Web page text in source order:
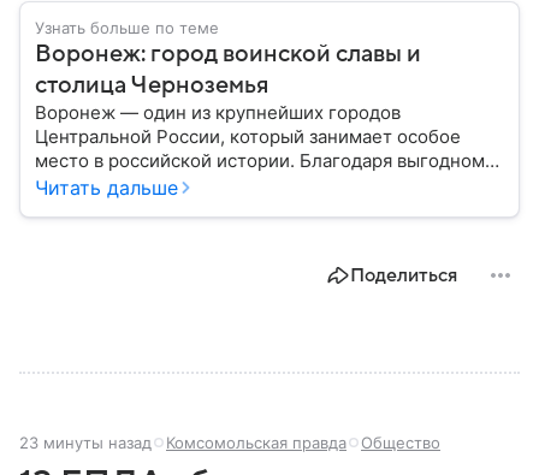
Узнать больше по теме
Воронеж: город воинской славы и
столица Черноземья
Воронеж — один из крупнейших городов
Центральной России, который занимает особое
место в российской истории. Благодаря выгодному
расположению на юге европейской части страны
Читать дальше
Поделиться
23 минуты назад Комсомольская правда Общество